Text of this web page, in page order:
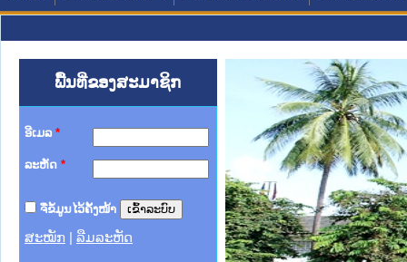
ພື້ນທີ່ຂອງສະມາຊິກ
ອີເມລ *
ລະຫັດ *
ຈື່ຂໍ້ມູນໄວ້ຄັ້ງໜ້າ
ສະໝັກ ລືມລະຫັດ